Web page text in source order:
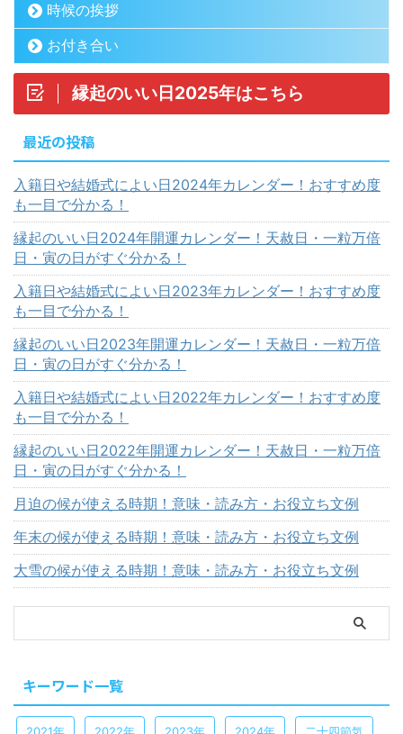
時候の挨拶
お付き合い
縁起のいい日2025年はこちら
最近の投稿
入籍日や結婚式によい日2024年カレンダー！おすすめ度
も一目で分かる！
縁起のいい日2024年開運カレンダー！天赦日・一粒万倍
日・寅の日がすぐ分かる！
入籍日や結婚式によい日2023年カレンダー！おすすめ度
も一目で分かる！
縁起のいい日2023年開運カレンダー！天赦日・一粒万倍
日・寅の日がすぐ分かる！
入籍日や結婚式によい日2022年カレンダー！おすすめ度
も一目で分かる！
縁起のいい日2022年開運カレンダー！天赦日・一粒万倍
日・寅の日がすぐ分かる！
月迫の候が使える時期！意味・読み方・お役立ち文例
年末の候が使える時期！意味・読み方・お役立ち文例
大雪の候が使える時期！意味・読み方・お役立ち文例
キーワード一覧